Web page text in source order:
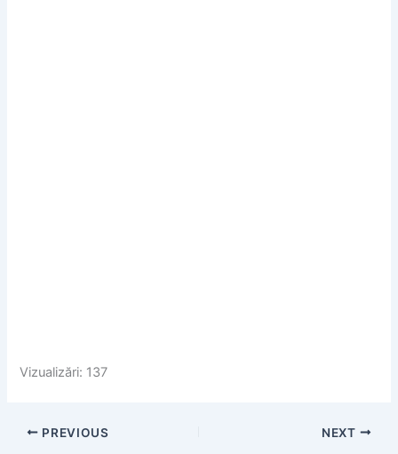
Vizualizări: 137
PREVIOUS NEXT